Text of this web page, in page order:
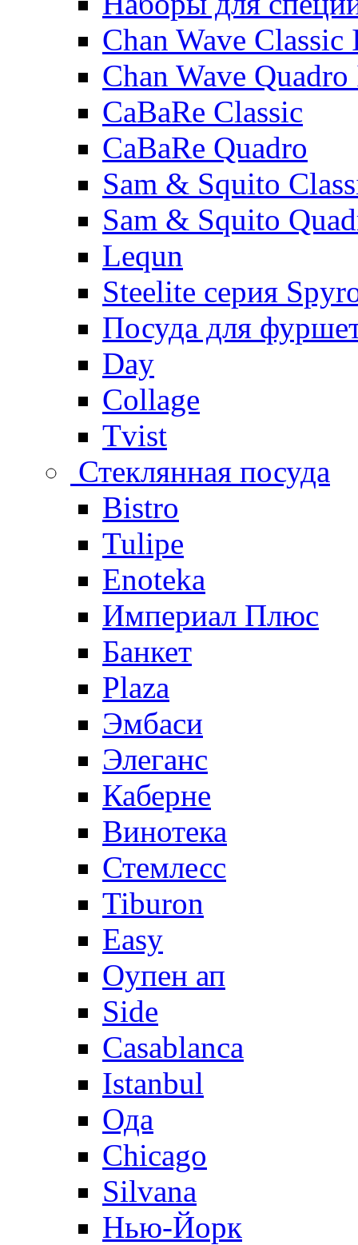
Chan Wave
Chan Wave
CaBaRe Classic
CaBaRe Quadro
Sam & Squito
Sam & Squito
Lequn
Steelite серия
Посуда для
Day
Collage
Tvist
Стеклянная посуда
Bistro
Tulipe
Enoteka
Империал Плюс
Банкет
Plaza
Эмбаси
Элеганс
Каберне
Винотека
Стемлесс
Tiburon
Easy
Оупен ап
Side
Casablanca
Istanbul
Ода
Chicago
Silvana
Нью-Йорк